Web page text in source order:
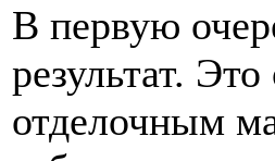
В первую
результат.
отделочным